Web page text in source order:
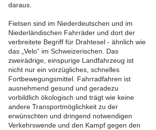
daraus.
Fietsen sind im Niederdeutschen und im
Niederländischen Fahrräder und dort der
verbreitete Begriff für Drahtesel - ähnlich wie
das „Velo“ im Schweizerischen. Das
zweirädrige, einspurige Landfahrzeug ist
nicht nur ein vorzügliches, schnelles
Fortbewegungsmittel. Fahrradfahren ist
ausnehmend gesund und geradezu
vorbildlich ökologisch und trägt wie keine
andere Transportmöglichkeit zu der
erwünschten und dringend notwendigen
Verkehrswende und den Kampf gegen den